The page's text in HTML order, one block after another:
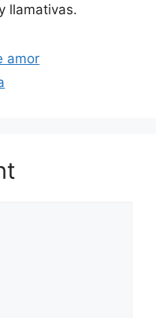
llamativas.
amor